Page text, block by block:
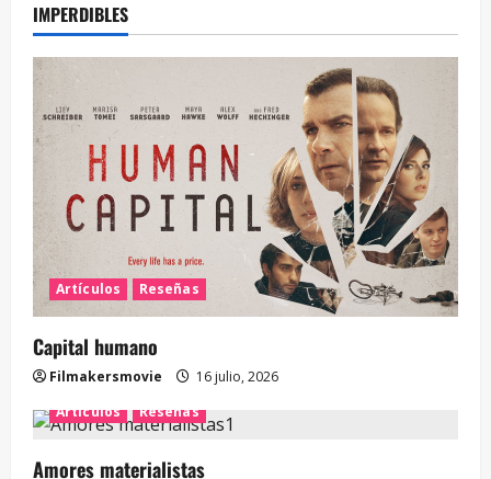
IMPERDIBLES
Artículos Reseñas
Capital humano
Filmakersmovie
16 julio, 2026
Artículos
Reseñas
Amores materialistas